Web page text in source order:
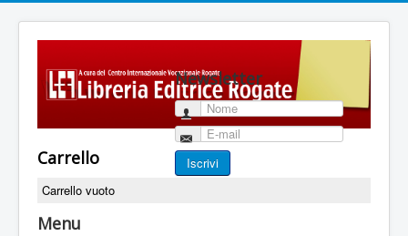
Newsletter
Nome
E-mail
Iscrivi
Carrello
Carrello vuoto
Menu